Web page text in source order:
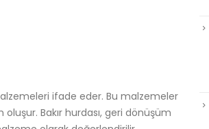
ifade eder. Bu malzemeler
Bakır hurdası, geri dönüşüm